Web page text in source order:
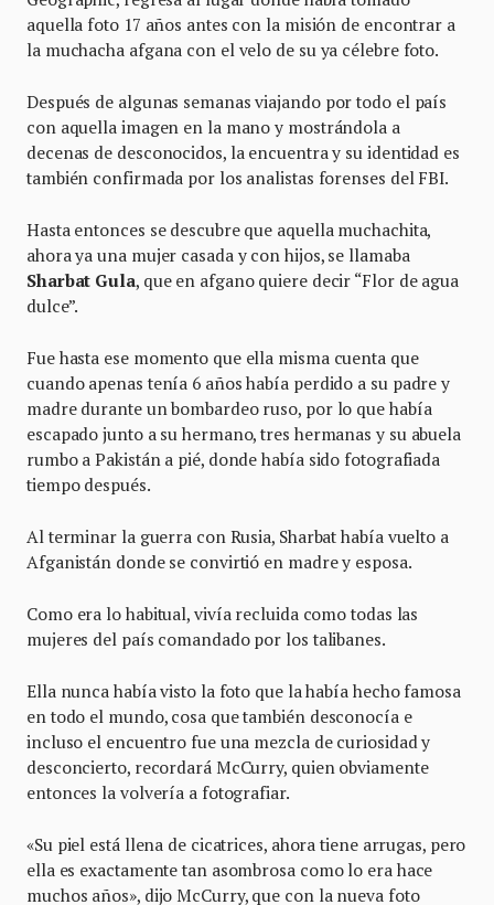
aquella foto 17 años antes con la misión de encontrar a
la muchacha afgana con el velo de su ya célebre foto.
Después de algunas semanas viajando por todo el país
con aquella imagen en la mano y mostrándola a
decenas de desconocidos, la encuentra y su identidad es
también confirmada por los analistas forenses del FBI.
Hasta entonces se descubre que aquella muchachita,
ahora ya una mujer casada y con hijos, se llamaba
Sharbat Gula, que en afgano quiere decir “Flor de agua
dulce”.
Fue hasta ese momento que ella misma cuenta que
cuando apenas tenía 6 años había perdido a su padre y
madre durante un bombardeo ruso, por lo que había
escapado junto a su hermano, tres hermanas y su abuela
rumbo a Pakistán a pié, donde había sido fotografiada
tiempo después.
Al terminar la guerra con Rusia, Sharbat había vuelto a
Afganistán donde se convirtió en madre y esposa.
Como era lo habitual, vivía recluida como todas las
mujeres del país comandado por los talibanes.
Ella nunca había visto la foto que la había hecho famosa
en todo el mundo, cosa que también desconocía e
incluso el encuentro fue una mezcla de curiosidad y
desconcierto, recordará McCurry, quien obviamente
entonces la volvería a fotografiar.
«Su piel está llena de cicatrices, ahora tiene arrugas, pero
ella es exactamente tan asombrosa como lo era hace
muchos años», dijo McCurry, que con la nueva foto